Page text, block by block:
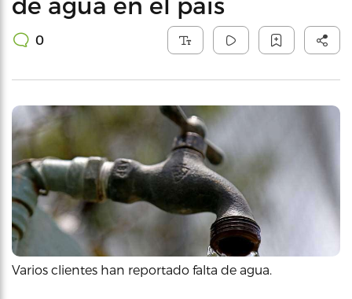
0
Varios clientes han reportado falta de agua.